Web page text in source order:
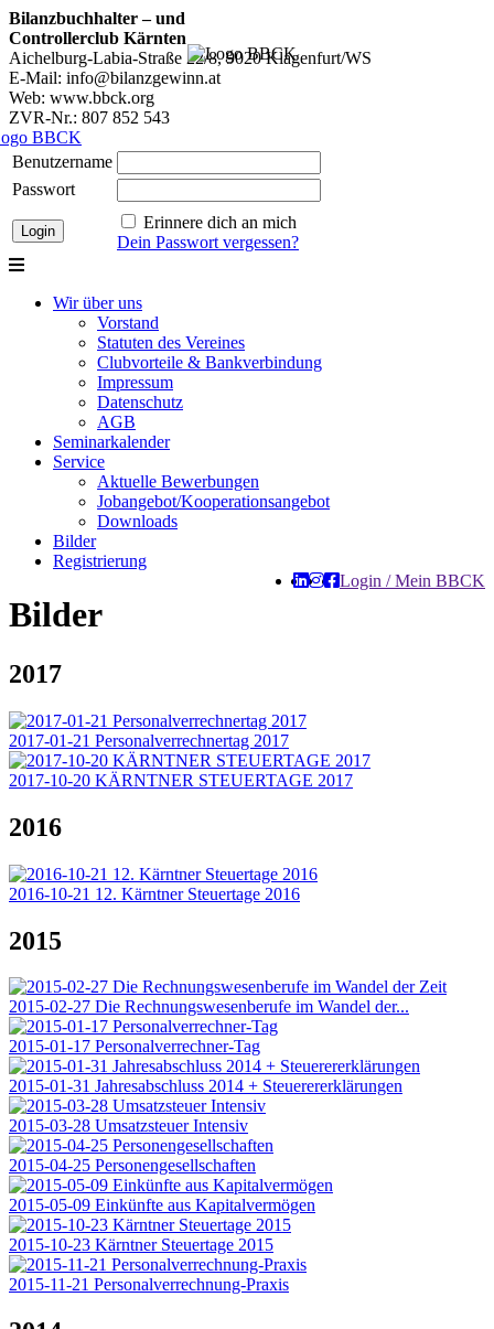
Bilanzbuchhalter – und
Controllerclub Kärnten
Aichelburg-Labia-Straße 22/8, 9020 Klagenfurt/WS
E-Mail: info@bilanzgewinn.at
Web: www.bbck.org
ZVR-Nr.: 807 852 543
Benutzername
Passwort
Erinnere dich an mich
Dein Passwort vergessen?
Wir über uns
Vorstand
Statuten des Vereines
Clubvorteile & Bankverbindung
Impressum
Datenschutz
AGB
Seminarkalender
Service
Aktuelle Bewerbungen
Jobangebot/Kooperationsangebot
Downloads
Bilder
Registrierung
Login / Mein BBCK
Bilder
2017
2017-01-21 Personalverrechnertag 2017
2017-10-20 KÄRNTNER STEUERTAGE 2017
2016
2016-10-21 12. Kärntner Steuertage 2016
2015
2015-02-27 Die Rechnungswesenberufe im Wandel der...
2015-01-17 Personalverrechner-Tag
2015-01-31 Jahresabschluss 2014 + Steuerererklärungen
2015-03-28 Umsatzsteuer Intensiv
2015-04-25 Personengesellschaften
2015-05-09 Einkünfte aus Kapitalvermögen
2015-10-23 Kärntner Steuertage 2015
2015-11-21 Personalverrechnung-Praxis